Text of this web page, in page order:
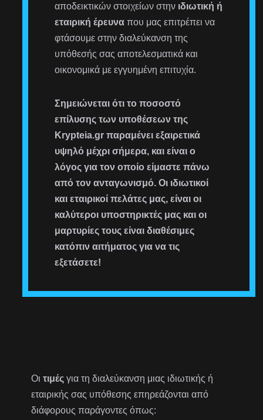
αποδεικτικών στοιχείων στην ιδιωτική ή
εταιρική έρευνα που μας επιτρέπει να
φτάσουμε στην διαλεύκανση της
υπόθεσής σας αποτελεσματικά και
οικονομικά με εγγυημένη επιτυχία.
Σημειώνεται ότι το ποσοστό
επίλυσης των υποθέσεων της
Krypteia.gr παραμένει εξαιρετικά
υψηλό μέχρι σήμερα, και είναι ο
λόγος για τον οποίο είμαστε πάνω
από τον ανταγωνισμό. Οι ιδιωτικοί
και εταιρικοί πελάτες μας, είναι οι
καλύτεροι υποστηρικτές μας και οι
μαρτυρίες τους είναι διαθέσιμες
κατόπιν αιτήματος για να τις
εξετάσετε!
Οιτιμές για τη διαλεύκανση μιας ιδιωτικής ή
εταιρικής σας υπόθεσης επηρεάζονται από
διάφορους παράγοντες όπως: